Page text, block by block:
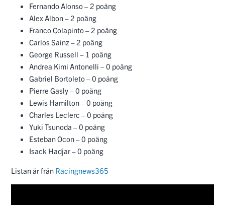
Fernando Alonso – 2 poäng
Alex Albon – 2 poäng
Franco Colapinto – 2 poäng
Carlos Sainz – 2 poäng
George Russell – 1 poäng
Andrea Kimi Antonelli – 0 poäng
Gabriel Bortoleto – 0 poäng
Pierre Gasly – 0 poäng
Lewis Hamilton – 0 poäng
Charles Leclerc – 0 poäng
Yuki Tsunoda – 0 poäng
Esteban Ocon – 0 poäng
Isack Hadjar – 0 poäng
Listan är från Racingnews365